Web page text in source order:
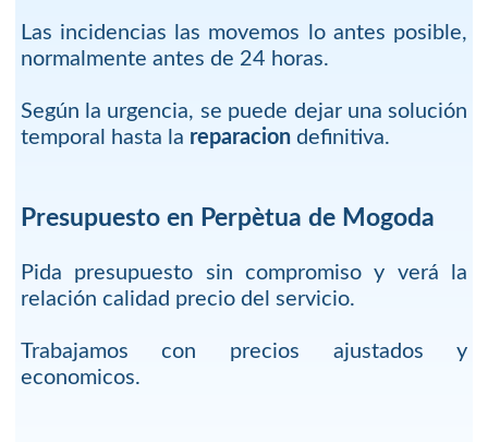
Las incidencias las movemos lo antes posible,
normalmente antes de 24 horas.
Según la urgencia, se puede dejar una solución
temporal hasta la reparaciondefinitiva.
Presupuesto en Perpètua de Mogoda
Pida presupuesto sin compromiso y verá la
relación calidad precio del servicio.
Trabajamos con precios ajustados y
economicos.